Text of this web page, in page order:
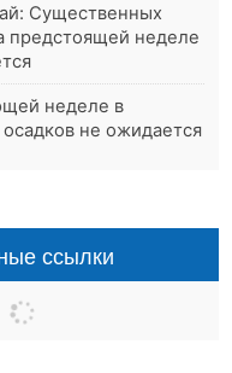
Существенных
предстоящей неделе
неделе в
не ожидается
ссылки